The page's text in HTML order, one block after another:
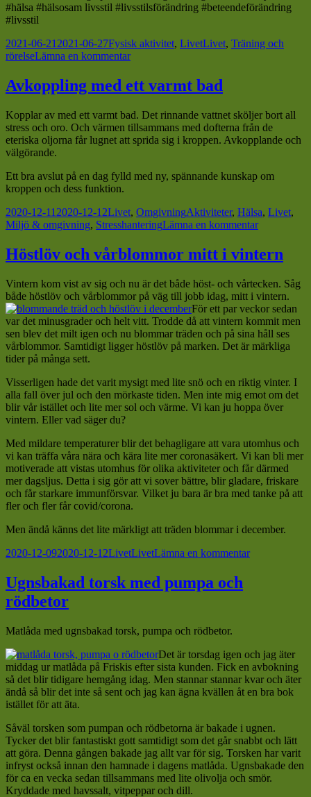
#hälsa #hälsosam livsstil #livsstilsförändring #beteendeförändring
#livsstil
Postat
2021-06-21 2021-06-27Kategorier
Fysisk aktivitet, LivetTaggar
Livet, Träning och
rörelseLämna en kommentartill
med
utomhusträning!
Avkoppling med ett varmt bad
Kopplar av med ett varmt bad. Det rinnande vattnet sköljer bort all
stress och oro. Och värmen tillsammans med dofterna från de
eteriska oljorna får lugnet att sprida sig i kroppen. Avkopplande och
välgörande.
Ett bra avslut på en dag fylld med ny, spännande kunskap om
kroppen och dess funktion.
Postat
2020-12-11 2020-12-12Kategorier
Livet, OmgivningTaggar
Aktiviteter, Hälsa, Livet,
Miljö & omgivning, StresshanteringLämna en kommentartill
ett
bad
Höstlöv och vårblommor mitt i vintern
Vintern kom vist av sig och nu är det både höst- och vårtecken. Såg
både höstlöv och vårblommor på väg till jobb idag, mitt i vintern.
För ett par veckor sedan
var det minusgrader och helt vitt. Trodde då att vintern kommit men
sen blev det milt igen och nu blommar träden och på sina håll ses
vårblommor. Samtidigt ligger höstlöv på marken. Det är märkliga
tider på många sett.
Visserligen hade det varit mysigt med lite snö och en riktig vinter. I
alla fall över jul och den mörkaste tiden. Men inte mig emot om det
blir vår istället och lite mer sol och värme. Vi kan ju hoppa över
vintern. Eller vad säger du?
Med mildare temperaturer blir det behagligare att vara utomhus och
vi kan träffa våra nära och kära lite mer coronasäkert. Vi kan bli mer
motiverade att vistas utomhus för olika aktiviteter och får därmed
mer dagsljus. Detta i sig gör att vi sover bättre, blir gladare, friskare
och får starkare immunförsvar. Vilket ju bara är bra med tanke på att
fler och fler får covid/corona.
Men ändå känns det lite märkligt att träden blommar i december.
Postat
2020-12-092020-12-12Kategorier
LivetTaggar
LivetLämna en kommentartill
Ugnsbakad torsk med pumpa och
rödbetor
Matlåda med ugnsbakad torsk, pumpa och rödbetor.
Det är torsdag igen och jag äter
middag ur matlåda på Friskis efter sista kunden. Fick en avbokning
så det blir tidigare hemgång idag. Men stannar stannar kvar och äter
ändå så blir det inte så sent och jag kan ägna kvällen åt en bra bok
istället för att äta.
Såväl torsken som pumpan och rödbetorna är bakade i ugnen.
Tycker det blir fantastiskt gott samtidigt som det går snabbt och lätt
att göra. Denna gången bakade jag allt var för sig. Torsken har varit
infryst också innan den hamnade i dagens matlåda. Ugnsbakade den
för ca en vecka sedan tillsammans med lite olivolja och smör.
Kryddade med havssalt, vitpeppar och dill.